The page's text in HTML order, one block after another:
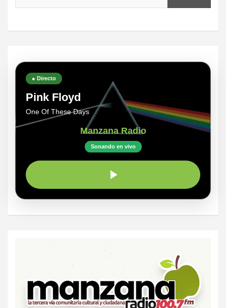
● Directo
Pink Floyd
One Of These Days
Manzana Radio
Sonando en vivo